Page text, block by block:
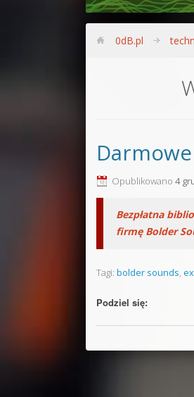
0dB.pl
Opublikowano 4
Bezpłatna
firmę Bolder
Tagi: bolder sounds,
Podziel się: